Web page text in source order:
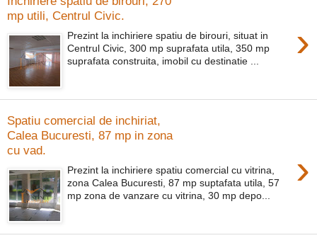
mp utili, Centrul Civic.
›
Prezint la inchiriere spatiu de birouri, situat in
Centrul Civic, 300 mp suprafata utila, 350 mp
suprafata construita, imobil cu destinatie ...
Spatiu comercial de inchiriat,
Calea Bucuresti, 87 mp in zona
cu vad.
›
Prezint la inchiriere spatiu comercial cu vitrina,
zona Calea Bucuresti, 87 mp suptafata utila, 57
mp zona de vanzare cu vitrina, 30 mp depo...